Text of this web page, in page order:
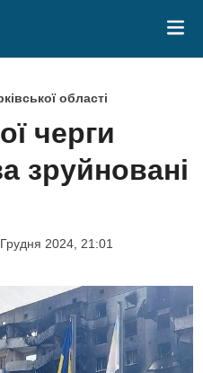
області
черги
зруйновані
2024, 21:01